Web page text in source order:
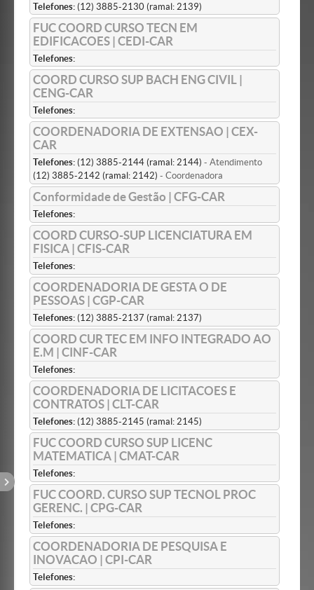
Telefones: (12) 3885-2130 (ramal: 2139)
FUC COORD CURSO TECN EM
EDIFICACOES | CEDI-CAR
Telefones:
COORD CURSO SUP BACH ENG CIVIL |
CENG-CAR
Telefones:
COORDENADORIA DE EXTENSAO | CEX-
CAR
Telefones: (12) 3885-2144 (ramal: 2144) - Atendimento
(12) 3885-2142 (ramal: 2142) - Coordenadora
Conformidade de Gestão | CFG-CAR
Telefones:
COORD CURSO-SUP LICENCIATURA EM
FISICA | CFIS-CAR
Telefones:
COORDENADORIA DE GESTA O DE
PESSOAS | CGP-CAR
Telefones: (12) 3885-2137 (ramal: 2137)
COORD CUR TEC EM INFO INTEGRADO AO
E.M | CINF-CAR
Telefones:
COORDENADORIA DE LICITACOES E
CONTRATOS | CLT-CAR
Telefones: (12) 3885-2145 (ramal: 2145)
FUC COORD CURSO SUP LICENC
MATEMATICA | CMAT-CAR
Telefones:
FUC COORD. CURSO SUP TECNOL PROC
GERENC. | CPG-CAR
Telefones:
COORDENADORIA DE PESQUISA E
INOVACAO | CPI-CAR
Telefones: